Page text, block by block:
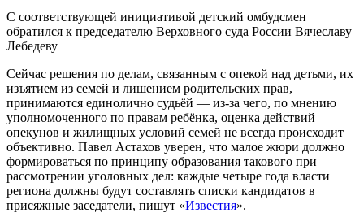
С соответствующей инициативой детский омбудсмен
обратился к председателю Верховного суда России Вячеславу
Лебедеву
Сейчас решения по делам, связанным с опекой над детьми, их
изъятием из семей и лишением родительских прав,
принимаются единолично судьёй — из-за чего, по мнению
уполномоченного по правам ребёнка, оценка действий
опекунов и жилищных условий семей не всегда происходит
объективно. Павел Астахов уверен, что малое жюри должно
формироваться по принципу образования такового при
рассмотрении уголовных дел: каждые четыре года власти
региона должны будут составлять списки кандидатов в
присяжные заседатели, пишут «Известия».